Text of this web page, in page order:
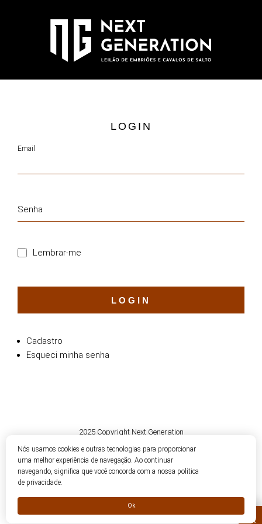
LOGIN
Email
Senha
Lembrar-me
Cadastro
Esqueci minha senha
2025 Copyright Next Generation
Política de Privacidade
Nós usamos cookies e outras tecnologias para proporcionar
uma melhor experiência de navegação. Ao continuar
navegando, significa que você concorda com a nossa política
de privacidade.
Ok